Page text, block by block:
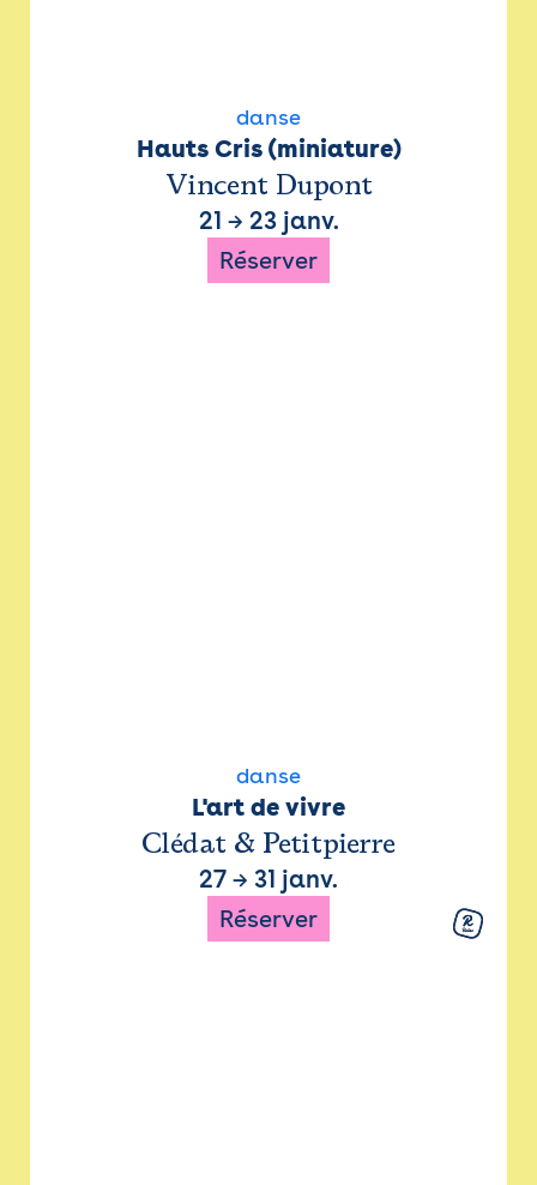
danse
Hauts Cris (miniature)
Vincent Dupont
21 → 23 janv.
Réserver
danse
L'art de vivre
Clédat & Petitpierre
27 → 31 janv.
Réserver